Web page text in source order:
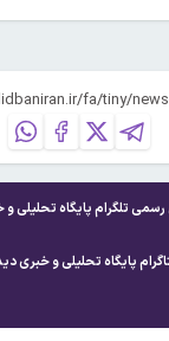
رسمی تلگرام پایگاه تحلیلی
پایگاه تحلیلی و خبری